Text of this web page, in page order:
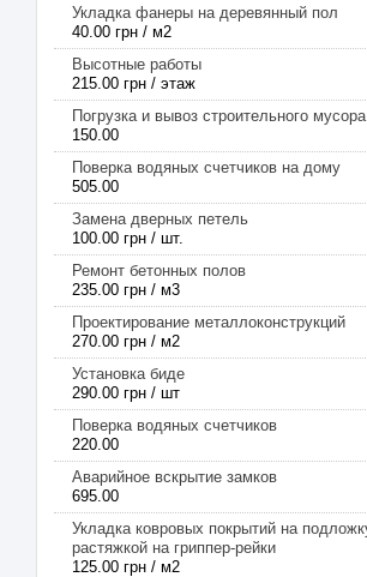
Укладка фанеры на деревянный пол
40.00 грн / м2
Высотные работы
215.00 грн / этаж
Погрузка и вывоз строительного мусора
150.00
Поверка водяных счетчиков на дому
505.00
Замена дверных петель
100.00 грн / шт.
Ремонт бетонных полов
235.00 грн / м3
Проектирование металлоконструкций
270.00 грн / м2
Установка биде
290.00 грн / шт
Поверка водяных счетчиков
220.00
Аварийное вскрытие замков
695.00
Укладка ковровых покрытий на
растяжкой на гриппер-рейки
125.00 грн / м2